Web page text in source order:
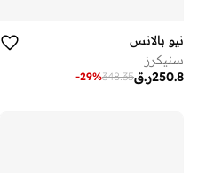
نيو بالانس
سنيكرز
ر.ق250.8
348.35
-29%